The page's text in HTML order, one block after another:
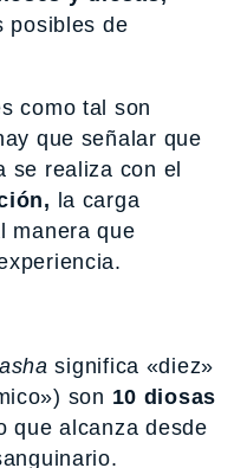
posibles de
como tal son
que señalar que
se realiza con el
la carga
manera que
significa «diez»
son 10 diosas
que alcanza desde